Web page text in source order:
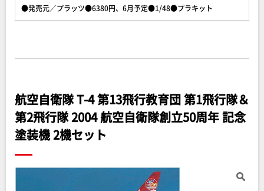
●発売元／プラッツ●6380円、6月予定●1/48●プラキット
航空自衛隊 T-4 第13飛行教育団 第1飛行隊＆
第2飛行隊 2004 航空自衛隊創立50周年 記念
塗装機 2機セット